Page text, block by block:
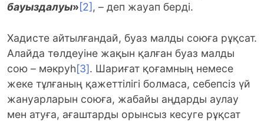
бауыздалуы»[2], – деп жауап берді.
Хадисте айтылғандай, буаз малды союға рұқсат.
Алайда төлдеуіне жақын қалған буаз малды
сою – мәкруһ[3]. Шариғат қоғамның немесе
жеке тұлғаның қажеттілігі болмаса, себепсіз үй
жануарларын союға, жабайы аңдарды аулау
мен атуға, ағаштарды орынсыз кесуге рұқсат